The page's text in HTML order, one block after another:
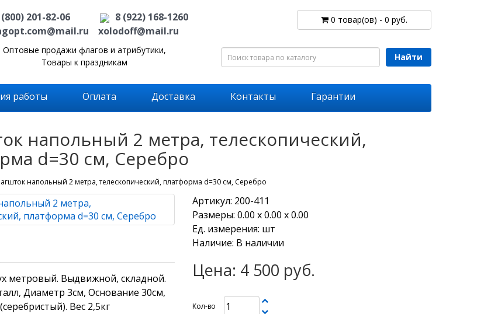
201-82-06
8 (922) 168-1260
xolodoff@mail.ru
Оптовые продажи флагов и атрибутики,
Товары к праздникам
0 товар(ов) - 0 руб.
Найти
работы Оплата Доставка Контакты Гарантии
напольный 2 метра, телескопический,
d=30 см, Серебро
напольный 2 метра, телескопический, платформа d=30 см, Серебро
метровый. Выдвижной, складной.
Диаметр 3см, Основание 30см,
Вес 2,5кг
Артикул: 200-411
Размеры: 0.00 х 0.00 х 0.00
Ед. измерения: шт
Наличие: В наличии
Цена: 4 500 руб.
Кол-во